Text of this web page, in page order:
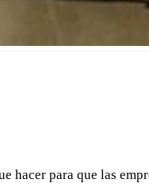
para que las